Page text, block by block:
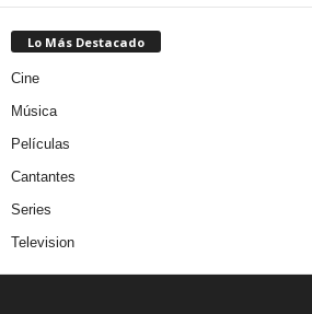
Lo Más Destacado
Cine
Música
Películas
Cantantes
Series
Television